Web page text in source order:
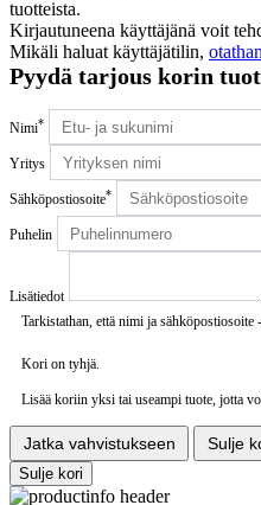
tuotteista.
Kirjautuneena käyttäjänä voit
Mikäli haluat käyttäjätilin,
Pyydä tarjous korin
Nimi*
Yritys
Sähköpostiosoite*
Puhelin
Lisätiedot
Tarkistathan, että nimi ja sähköpostiosoite
Kori on tyhjä.
Lisää koriin yksi tai useampi tuote, jotta
Jatka vahvistukseen
Sulje
Sulje kori